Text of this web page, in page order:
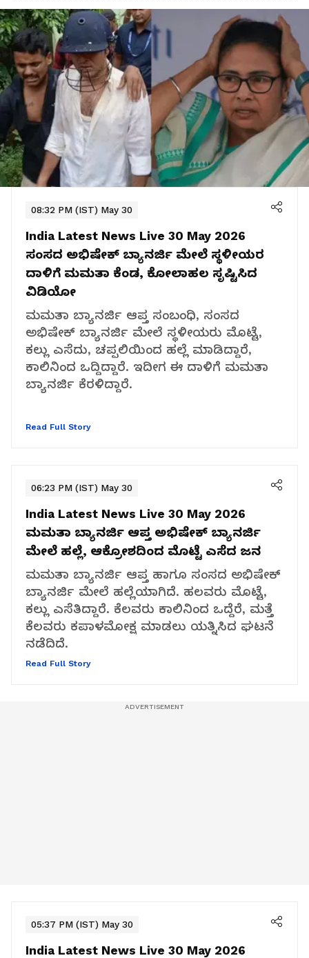
08:32 PM (IST) May 30
India Latest News Live 30 May 2026
ಸಂಸದ ಅಭಿಷೇಕ್ ಬ್ಯಾನರ್ಜಿ ಮೇಲೆ ಸ್ಥಳೀಯರ
ದಾಳಿಗೆ ಮಮತಾ ಕೆಂಡ, ಕೋಲಾಹಲ ಸೃಷ್ಟಿಸಿದ
ವಿಡಿಯೋ
ಮಮತಾ ಬ್ಯಾನರ್ಜಿ ಆಪ್ತ ಸಂಬಂಧಿ, ಸಂಸದ
ಅಭಿಷೇಕ್ ಬ್ಯಾನರ್ಜಿ ಮೇಲೆ ಸ್ಥಳೀಯರು ಮೊಟ್ಟೆ,
ಕಲ್ಲು ಎಸೆದು, ಚಪ್ಪಲಿಯಿಂದ ಹಲ್ಲೆ ಮಾಡಿದ್ದಾರೆ,
ಕಾಲಿನಿಂದ ಒದ್ದಿದ್ದಾರೆ. ಇದೀಗ ಈ ದಾಳಿಗೆ ಮಮತಾ
ಬ್ಯಾನರ್ಜಿ ಕೆರಳಿದ್ದಾರೆ.
Read Full Story
06:23 PM (IST) May 30
India Latest News Live 30 May 2026
ಮಮತಾ ಬ್ಯಾನರ್ಜಿ ಆಪ್ತ ಅಭಿಷೇಕ್ ಬ್ಯಾನರ್ಜಿ
ಮೇಲೆ ಹಲ್ಲೆ, ಆಕ್ರೋಶದಿಂದ ಮೊಟ್ಟೆ ಎಸೆದ ಜನ
ಮಮತಾ ಬ್ಯಾನರ್ಜಿ ಆಪ್ತ ಹಾಗೂ ಸಂಸದ ಅಭಿಷೇಕ್
ಬ್ಯಾನರ್ಜಿ ಮೇಲೆ ಹಲ್ಲೆಯಾಗಿದೆ. ಹಲವರು ಮೊಟ್ಟೆ,
ಕಲ್ಲು ಎಸೆತಿದ್ದಾರೆ. ಕೆಲವರು ಕಾಲಿನಿಂದ ಒದ್ದೆರೆ, ಮತ್ತೆ
ಕೆಲವರು ಕಪಾಳಮೋಕ್ಷ ಮಾಡಲು ಯತ್ನಿಸಿದ ಘಟನೆ
ನಡೆದಿದೆ.
Read Full Story
05:37 PM (IST) May 30
India Latest News Live 30 May 2026